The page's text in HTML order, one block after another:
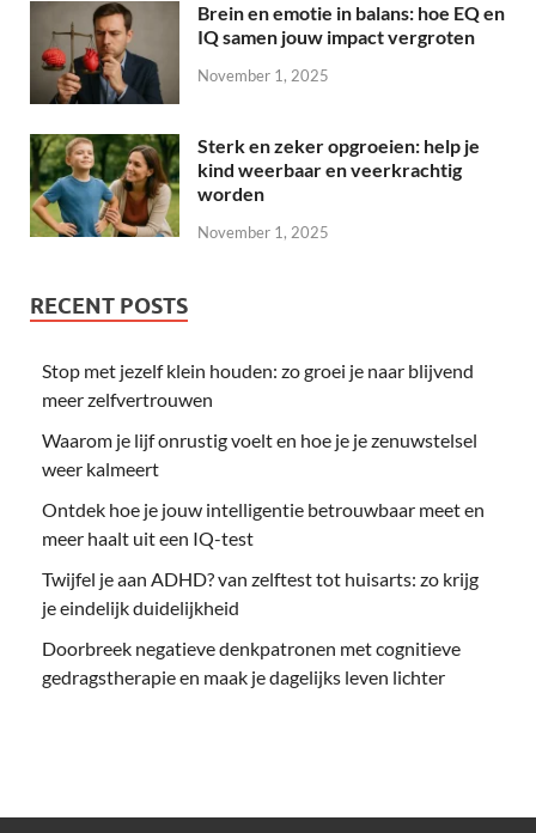
Brein en emotie in balans: hoe EQ en
IQ samen jouw impact vergroten
November 1, 2025
Sterk en zeker opgroeien: help je
kind weerbaar en veerkrachtig
worden
November 1, 2025
RECENT POSTS
Stop met jezelf klein houden: zo groei je naar blijvend
meer zelfvertrouwen
Waarom je lijf onrustig voelt en hoe je je zenuwstelsel
weer kalmeert
Ontdek hoe je jouw intelligentie betrouwbaar meet en
meer haalt uit een IQ-test
Twijfel je aan ADHD? van zelftest tot huisarts: zo krijg
je eindelijk duidelijkheid
Doorbreek negatieve denkpatronen met cognitieve
gedragstherapie en maak je dagelijks leven lichter